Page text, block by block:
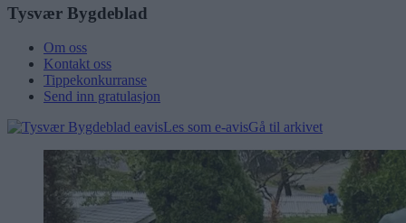
Tysvær Bygdeblad
Om oss
Kontakt oss
Tippekonkurranse
Send inn gratulasjon
Les som e-avisGå til arkivet